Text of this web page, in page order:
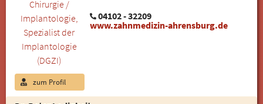
04102 - 32209
www.zahnmedizin-ahrensburg.de
zum Profil